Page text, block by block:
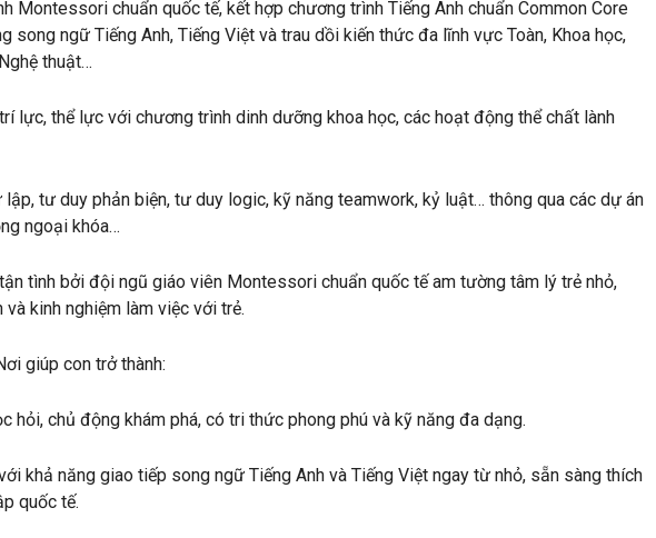
Montessori chuẩn quốc tế, kết hợp chương trình Tiếng Anh chuẩn Common Core
song ngữ Tiếng Anh, Tiếng Việt và trau dồi kiến thức đa lĩnh vực Toàn, Khoa học,
thuật…
lực, thể lực với chương trình dinh dưỡng khoa học, các hoạt động thể chất lành
tư duy phản biện, tư duy logic, kỹ năng teamwork, kỷ luật… thông qua các dự án
ngoại khóa…
tình bởi đội ngũ giáo viên Montessori chuẩn quốc tế am tường tâm lý trẻ nhỏ,
kinh nghiệm làm việc với trẻ.
giúp con trở thành:
hỏi, chủ động khám phá, có tri thức phong phú và kỹ năng đa dạng.
khả năng giao tiếp song ngữ Tiếng Anh và Tiếng Việt ngay từ nhỏ, sẵn sàng thích
quốc tế.